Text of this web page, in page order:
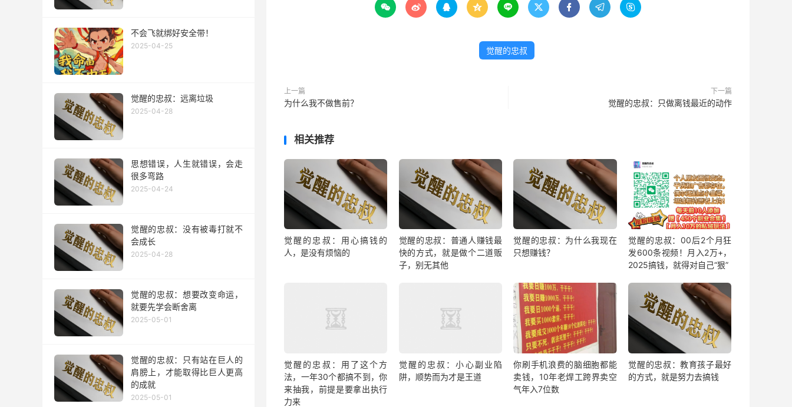
        
觉醒的忠叔
上一篇
为什么我不做售前？
下一篇
觉醒的忠叔：只做离钱最近的动作
相关推荐
觉醒的忠叔：用心搞钱的
人，是没有烦恼的
觉醒的忠叔：普通人赚钱最
快的方式，就是做个二道贩
子，别无其他
觉醒的忠叔：为什么我现在
只想赚钱？
觉醒的忠叔：00后2个月狂
发600条视频！月入2万+，
2025搞钱，就得对自己“狠”
觉醒的忠叔：用了这个方
法，一年30个都搞不到，你
来抽我，前提是要拿出执行
力来
觉醒的忠叔：小心副业陷
阱，顺势而为才是王道
你刷手机浪费的脑细胞都能
卖钱，10年老焊工跨界卖空
气年入7位数
觉醒的忠叔：教育孩子最好
的方式，就是努力去搞钱
不会飞就绑好安全带！
2025-04-25
觉醒的忠叔：远离垃圾
2025-04-28
思想错误，人生就错误，会走
很多弯路
2025-04-24
觉醒的忠叔：没有被毒打就不
会成长
2025-04-28
觉醒的忠叔：想要改变命运，
就要先学会断舍离
2025-05-01
觉醒的忠叔：只有站在巨人的
肩膀上，才能取得比巨人更高
的成就
2025-05-01